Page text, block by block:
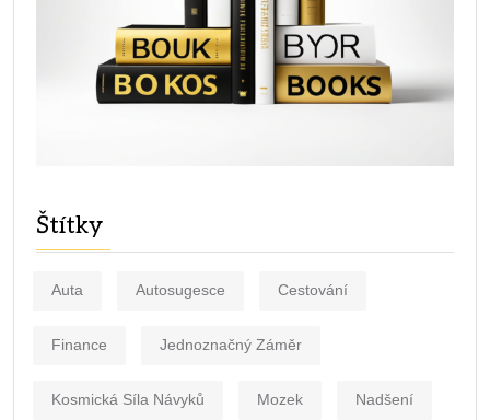
Štítky
Auta Autosugesce Cestování
Finance Jednoznačný Záměr
Kosmická Síla Návyků Mozek Nadšení